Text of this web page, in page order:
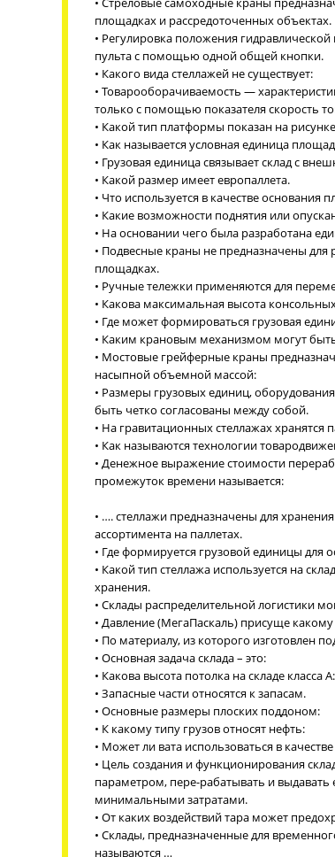
площадках и рассредоточенных объектах.
• Регулировка положения
пульта с помощью одной общей кнопки.
• Какого вида стеллажей не существует:
• Товарооборачиваемость —
только с помощью показателя скорость
• Какой тип платформы показан на
• Как называется условная единица
• Грузовая единица связывает склад с
• Какой размер имеет европаллета.
• Что используется в качестве
• Какие возможности поднятия или
• На основании чего была разработана
• Подвесные краны не предназначены
площадках.
• Ручные тележки применяются для
• Какова максимальная высота
• Где может формироваться грузовая
• Каким крановым механизмом могут
• Мостовые грейферные краны
насыпной объемной массой:
• Размеры грузовых единиц,
быть четко согласованы между собой.
• На гравитационных стеллажах хранятся
• Как называются технологии
• Денежное выражение стоимости
промежуток времени называется:
• …. стеллажи предназначены для
ассортимента на паллетах.
• Где формируется грузовой единицы для
• Какой тип стеллажа используется на
хранения.
• Склады распределительной логистики
• Давление (МегаПаскаль) присуще какому
• По материалу, из которого изготовлен
• Основная задача склада – это:
• Какова высота потолка на складе класса А:
• Запасные части относятся к запасам.
• Основные размеры плоских поддоном:
• К какому типу грузов относят нефть:
• Может ли вата использоваться в
• Цель создания и функционирования
параметром, пере-рабатывать и выдавать
минимальными затратами.
• От каких воздействий тара может
• Склады, предназначенные для
называются …